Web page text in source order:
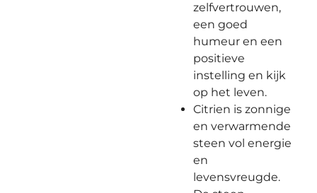
zelfvertrouwen,
een goed
humeur en een
positieve
instelling en kijk
op het leven.
Citrien is zonnige
en verwarmende
steen vol energie
en
levensvreugde.